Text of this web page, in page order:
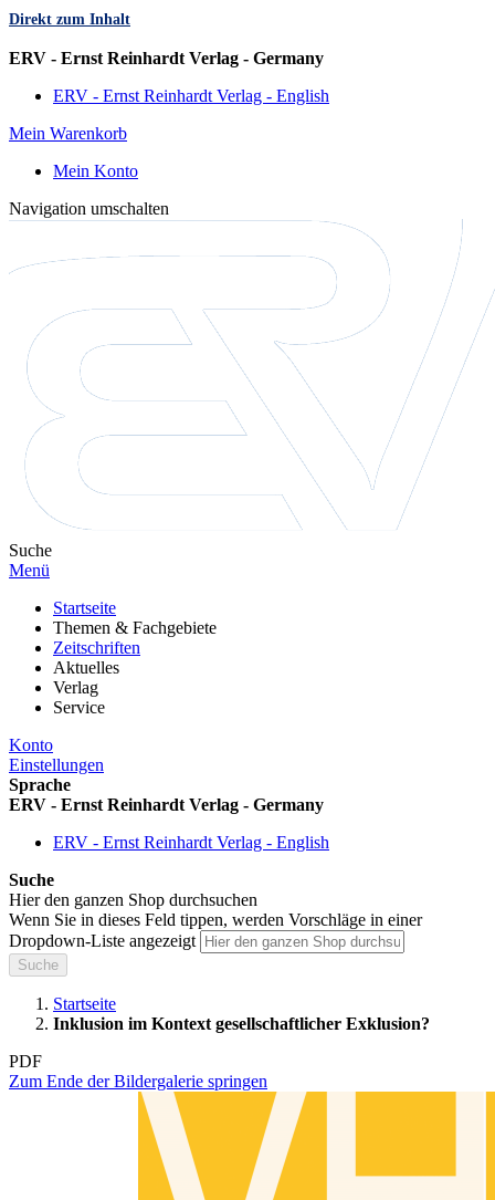
Direkt zum Inhalt
ERV - Ernst Reinhardt Verlag - Germany
ERV - Ernst Reinhardt Verlag - English
Mein Warenkorb
Mein Konto
Navigation umschalten
Suche
Menü
Startseite
Themen & Fachgebiete
Zeitschriften
Aktuelles
Verlag
Service
Konto
Einstellungen
Sprache
ERV - Ernst Reinhardt Verlag - Germany
ERV - Ernst Reinhardt Verlag - English
Suche
Hier den ganzen Shop durchsuchen
Wenn Sie in dieses Feld tippen, werden Vorschläge in einer
Dropdown-Liste angezeigt
Suche
Startseite
Inklusion im Kontext gesellschaftlicher Exklusion?
PDF
Zum Ende der Bildergalerie springen